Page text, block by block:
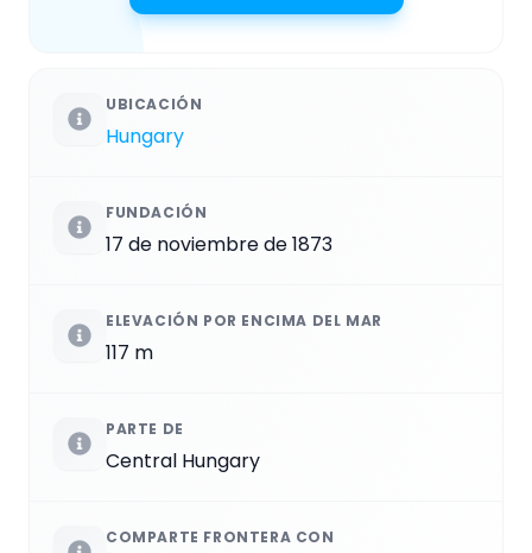
UBICACIÓN
Hungary
FUNDACIÓN
17 de noviembre de 1873
ELEVACIÓN POR ENCIMA DEL MAR
117 m
PARTE DE
Central Hungary
COMPARTE FRONTERA CON